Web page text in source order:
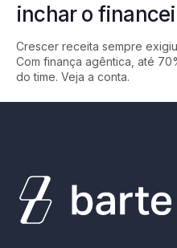
inchar o
Crescer receita sempre
Com finança agêntica, até
do time. Veja a conta.